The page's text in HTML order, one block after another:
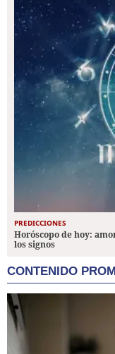
PREDICCIONES
Horóscopo de hoy:
los signos
CONTENIDO